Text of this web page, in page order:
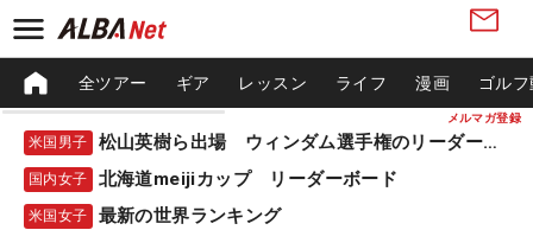
メルマガ登録
全ツアー ギア レッスン ライフ 漫画 ゴル
米国男子 松山英樹ら出場 ウィンダム選手権のリーダーボード
国内女子 北海道meijiカップ リーダーボード
米国女子 最新の世界ランキング